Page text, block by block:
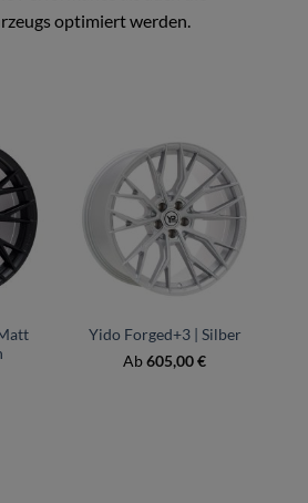
optimiert werden.
Yido Forged+3 | Silber
Ab605,00€